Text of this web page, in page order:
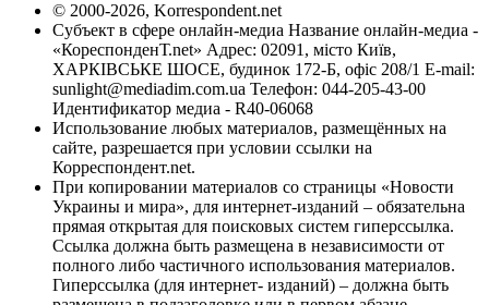
© 2000-2026, Korrespondent.net
Субъект в сфере онлайн-медиа Название онлайн-медиа -
«КореспонденТ.net» Адрес: 02091, місто Київ,
ХАРКІВСЬКЕ ШОСЕ, будинок 172-Б, офіс 208/1 E-mail:
sunlight@mediadim.com.ua Телефон: 044-205-43-00
Идентификатор медиа - R40-06068
Использование любых материалов, размещённых на
сайте, разрешается при условии ссылки на
Корреспондент.net.
При копировании материалов со страницы «Новости
Украины и мира», для интернет-изданий – обязательна
прямая открытая для поисковых систем гиперссылка.
Ссылка должна быть размещена в независимости от
полного либо частичного использования материалов.
Гиперссылка (для интернет- изданий) – должна быть